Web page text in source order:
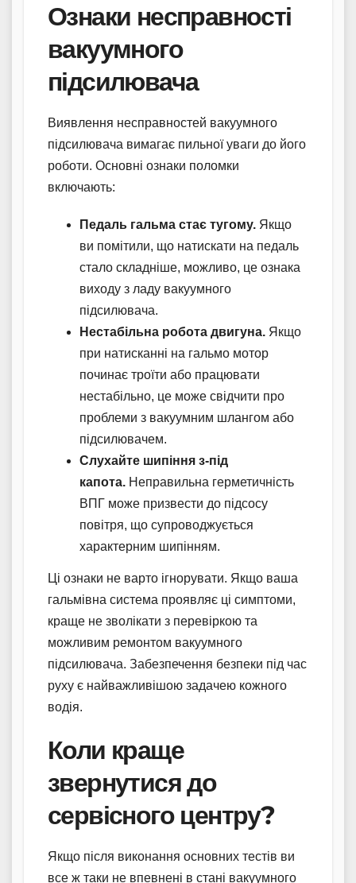
Ознаки несправності
вакуумного
підсилювача
Виявлення несправностей вакуумного
підсилювача вимагає пильної уваги до його
роботи. Основні ознаки поломки
включають:
Педаль гальма стає тугому. Якщо
ви помітили, що натискати на педаль
стало складніше, можливо, це ознака
виходу з ладу вакуумного
підсилювача.
Нестабільна робота двигуна. Якщо
при натисканні на гальмо мотор
починає троїти або працювати
нестабільно, це може свідчити про
проблеми з вакуумним шлангом або
підсилювачем.
Слухайте шипіння з-під
капота. Неправильна герметичність
ВПГ може призвести до підсосу
повітря, що супроводжується
характерним шипінням.
Ці ознаки не варто ігнорувати. Якщо ваша
гальмівна система проявляє ці симптоми,
краще не зволікати з перевіркою та
можливим ремонтом вакуумного
підсилювача. Забезпечення безпеки під час
руху є найважливішою задачею кожного
водія.
Коли краще
звернутися до
сервісного центру?
Якщо після виконання основних тестів ви
все ж таки не впевнені в стані вакуумного